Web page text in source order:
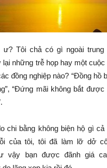
ư? Tôi chả có gì ngoài trung
lại những trễ họp hay một cuộc
đồng nghiệp nào? “Đồng hồ
“Đứng mãi không bắt
chi bằng không biện hộ gì cả
của tôi, tôi đã làm lỡ dở
vậy bạn được đãnh giá